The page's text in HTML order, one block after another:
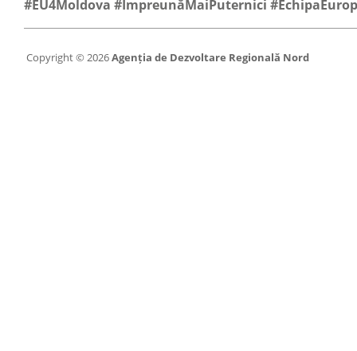
#EU4Moldova #ÎmpreunăMaiPuternici
Copyright © 2026Agenția de Dezvoltare Regională Nord